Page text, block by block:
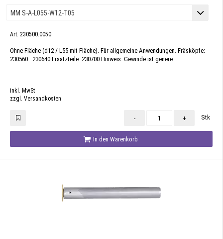
Art. 230500.0050
Ohne Fläche (d12 / L55 mit Fläche). Für allgemeine Anwendungen. Fräsköpfe:
230560...230640 Ersatzteile: 230700 Hinweis: Gewinde ist genere ...
inkl. MwSt
zzgl. Versandkosten
- + Stk
In den Warenkorb